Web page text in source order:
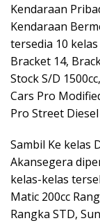
Kendaraan
Kendaraan
tersedia 10
Bracket 14,
Stock S/D
Cars Pro
Pro Street
Sambil Ke kelas
Akansegera
kelas-kelas
Matic 200cc
Rangka STD,